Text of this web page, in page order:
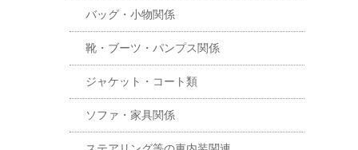
バッグ・小物関係
靴・ブーツ・パンプス関係
ジャケット・コート類
ソファ・家具関係